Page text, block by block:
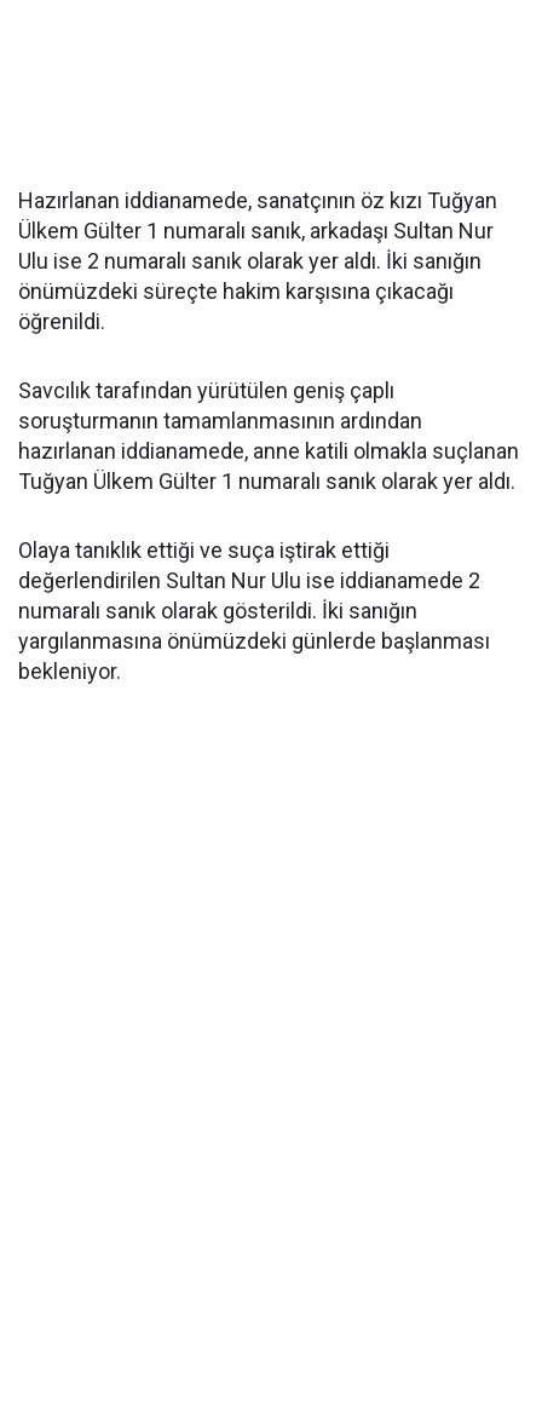
Hazırlanan iddianamede, sanatçının öz kızı Tuğyan
Ülkem Gülter 1 numaralı sanık, arkadaşı Sultan Nur
Ulu ise 2 numaralı sanık olarak yer aldı. İki sanığın
önümüzdeki süreçte hakim karşısına çıkacağı
öğrenildi.
Savcılık tarafından yürütülen geniş çaplı
soruşturmanın tamamlanmasının ardından
hazırlanan iddianamede, anne katili olmakla suçlanan
Tuğyan Ülkem Gülter 1 numaralı sanık olarak yer aldı.
Olaya tanıklık ettiği ve suça iştirak ettiği
değerlendirilen Sultan Nur Ulu ise iddianamede 2
numaralı sanık olarak gösterildi. İki sanığın
yargılanmasına önümüzdeki günlerde başlanması
bekleniyor.